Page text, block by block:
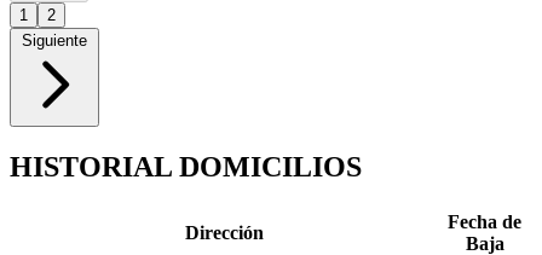
1
2
Siguiente
HISTORIAL DOMICILIOS
Dirección
Fecha de
Baja